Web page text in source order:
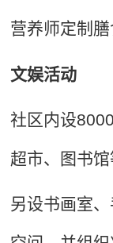
营养师定制膳
文娱活动
社区内设
超市、图书馆
另设书画室